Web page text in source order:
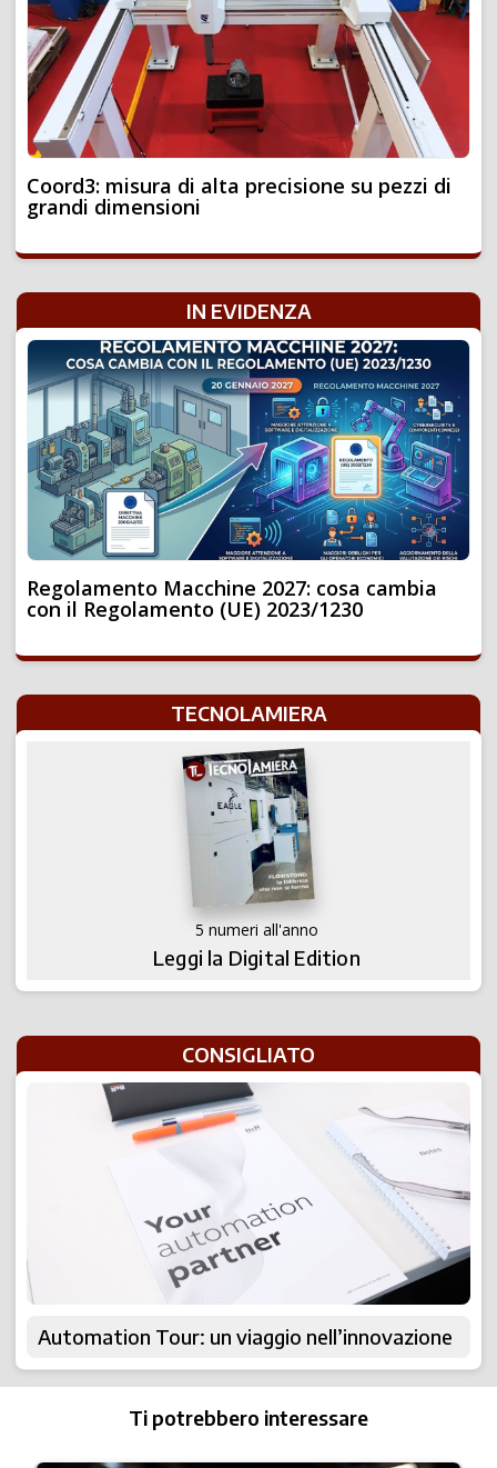
Coord3: misura di alta precisione su pezzi di
grandi dimensioni
IN EVIDENZA
Regolamento Macchine 2027: cosa cambia
con il Regolamento (UE) 2023/1230
TECNOLAMIERA
5 numeri all'anno
Leggi la Digital Edition
CONSIGLIATO
Automation Tour: un viaggio nell’innovazione
Ti potrebbero interessare